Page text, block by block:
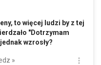
to więcej ludzi by z tej
"Dotrzymam
wzrosły?
»